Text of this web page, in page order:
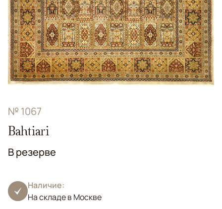
№ 1067
Bahtiari
В резерве
Наличие:
На складе в Москве